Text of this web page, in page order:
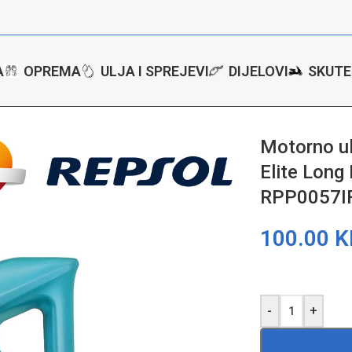
OPREMA ULJA I SPREJEVI DIJELOVI
Motorno
Elite Long
100.00
- +